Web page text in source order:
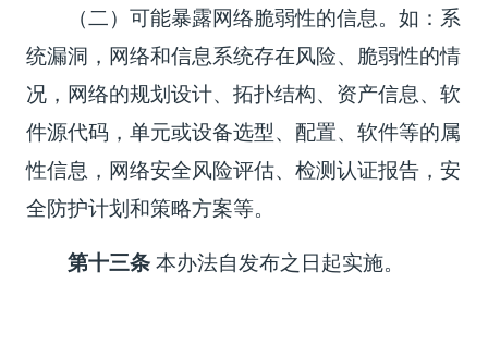
（二）可能暴露网络脆弱性的信息。如：系
统漏洞，网络和信息系统存在风险、脆弱性的情
况，网络的规划设计、拓扑结构、资产信息、软
件源代码，单元或设备选型、配置、软件等的属
性信息，网络安全风险评估、检测认证报告，安
全防护计划和策略方案等。
第十三条 本办法自发布之日起实施。